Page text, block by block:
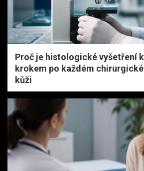
Proč je histologické vyšetření
krokem po každém
kůži